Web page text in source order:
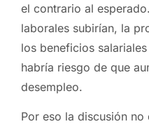
el contrario al
laborales subirían, la
los beneficios
habría riesgo de que
desempleo.
Por eso la discusión no